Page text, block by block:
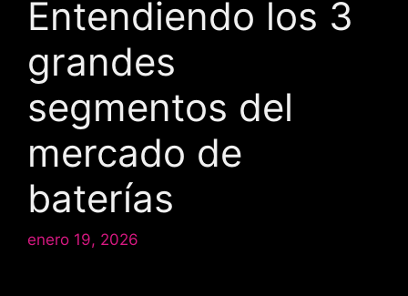
Entendiendo los 3
grandes
segmentos del
mercado de
baterías
enero 19, 2026